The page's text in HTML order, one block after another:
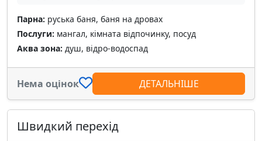
Парна: руська баня, баня на дровах
Послуги: мангал, кімната відпочинку, посуд
Аква зона: душ, відро-водоспад
Нема оцінок ДЕТАЛЬНІШЕ
Швидкий перехід